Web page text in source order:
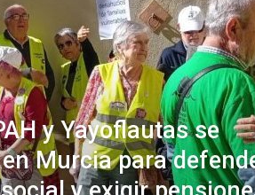
Italia Justicia social Juzgados La Viñeta de
Medioambiente Memoria Histórica
Vecinal Municipalismo Municipios
Opinión País Valencià països catalans
Política Política ambiental Presos Políticos
Reino Unido Reportaje
y Yayoflautas se
Murcia para